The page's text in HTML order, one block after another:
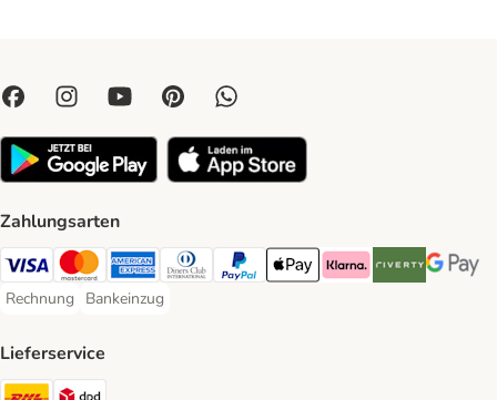
Zahlungsarten
Visa Payment Method
Mastercard Payment Method
American Express Payment Method
Diners Club Payment Method
PayPal Payment Method
Apple Pay Payment Method
Klarna Payment Method
Riverty Payment
Google
Rechnung
Rechnung Payment Method
Bankeinzug
Bankeinzug Payment Method
Lieferservice
DHL Shipping Method